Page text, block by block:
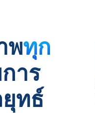
พทุก
าร
ทธ์